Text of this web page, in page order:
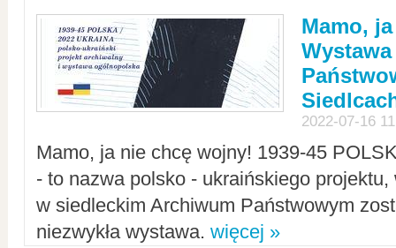
Mamo,
2022-07-16
Mamo, ja nie chcę wojny! 1939-45
- to nazwa polsko - ukraińskiego
w siedleckim Archiwum Państwowym
niezwykła wystawa. więcej »